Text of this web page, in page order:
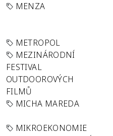
MENZA
METROPOL
MEZINÁRODNÍ
FESTIVAL
OUTDOOROVÝCH
FILMŮ
MICHA MAREDA
MIKROEKONOMIE